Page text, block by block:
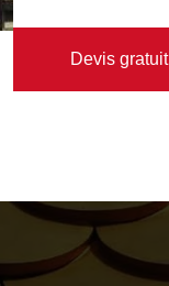
Devis gratuit